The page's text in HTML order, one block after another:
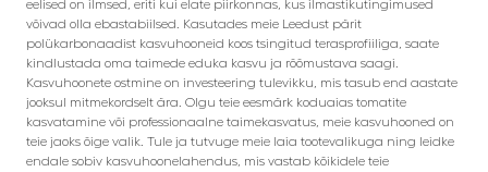
eelised on ilmsed, eriti kui elate piirkonnas, kus ilmastikutingimused
võivad olla ebastabiilsed. Kasutades meie Leedust pärit
polükarbonaadist kasvuhooneid koos tsingitud terasprofiiliga, saate
kindlustada oma taimede eduka kasvu ja rõõmustava saagi.
Kasvuhoonete ostmine on investeering tulevikku, mis tasub end aastate
jooksul mitmekordselt ära. Olgu teie eesmärk koduaias tomatite
kasvatamine või professionaalne taimekasvatus, meie kasvuhooned on
teie jaoks õige valik. Tule ja tutvuge meie laia tootevalikuga ning leidke
endale sobiv kasvuhoonelahendus, mis vastab kõikidele teie